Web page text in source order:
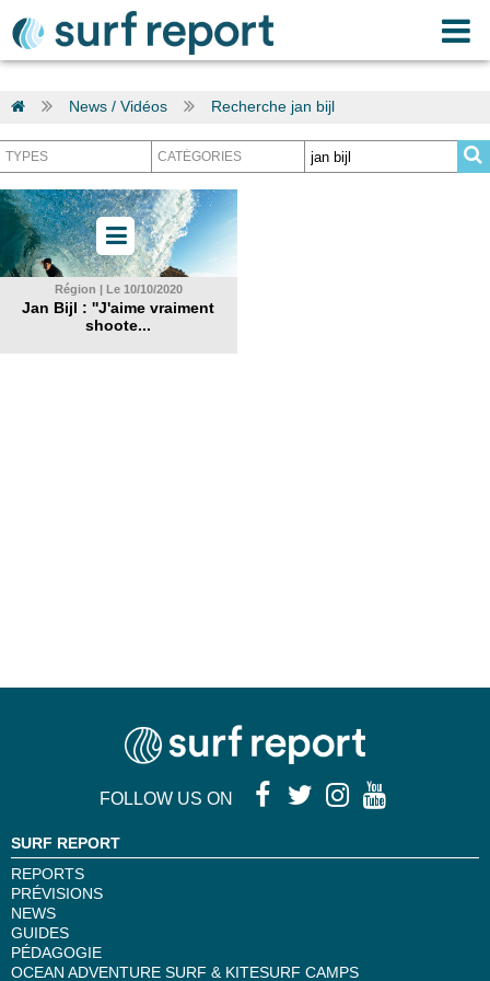
News / Vidéos Recherche jan bijl
Région | Le 10/10/2020
Jan Bijl : ''J'aime vraiment
shoote...
FOLLOW US ON
SURF REPORT
REPORTS
PRÉVISIONS
NEWS
GUIDES
PÉDAGOGIE
OCEAN ADVENTURE SURF & KITESURF CAMPS